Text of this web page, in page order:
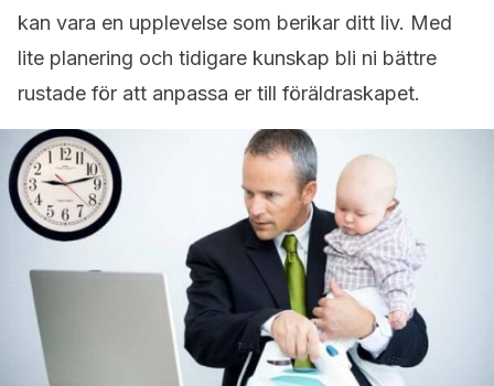
kan vara en upplevelse som berikar ditt liv. Med
lite planering och tidigare kunskap bli ni bättre
rustade för att anpassa er till föräldraskapet.